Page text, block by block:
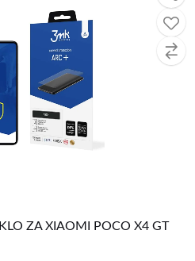
ZA XIAOMI POCO X4 GT